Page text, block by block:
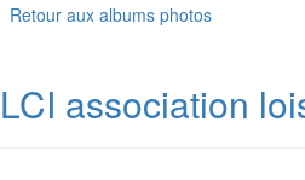
Retour aux albums photos
association